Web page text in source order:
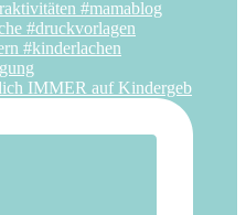
IMMER auf Kindergeb